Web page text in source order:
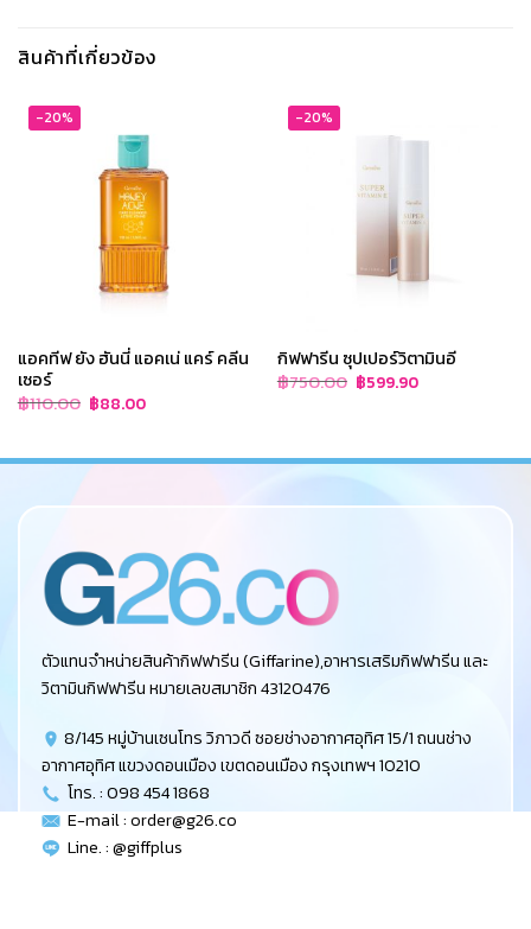
สินค้าที่เกี่ยวข้อง
-20%
แอคทีฟ ยัง ฮันนี่ แอคเน่ แคร์ คลีน
เซอร์
฿110.00 Original
price
฿88.00Current
price
-20%
กิฟฟารีน ซุปเปอร์วิตามินอี
฿750.00 Original
price
฿599.90Current
price
ตัวแทนจำหน่ายสินค้ากิฟฟารีน (Giffarine),อาหารเสริมกิฟฟารีน และ
วิตามินกิฟฟารีน หมายเลขสมาชิก 43120476
8/145 หมู่บ้านเซนโทร วิภาวดี ซอยช่างอากาศอุทิศ 15/1 ถนนช่าง
อากาศอุทิศ แขวงดอนเมือง เขตดอนเมือง กรุงเทพฯ 10210
โทร. : 098 454 1868
E-mail :order@g26.co
Line. : @giffplus